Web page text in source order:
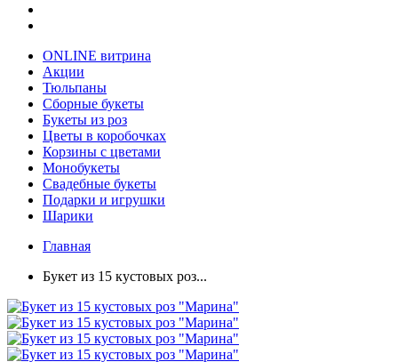
ONLINE витрина
Акции
Тюльпаны
Сборные букеты
Букеты из роз
Цветы в коробочках
Корзины с цветами
Монобукеты
Свадебные букеты
Подарки и игрушки
Шарики
Главная
Букет из 15 кустовых роз...